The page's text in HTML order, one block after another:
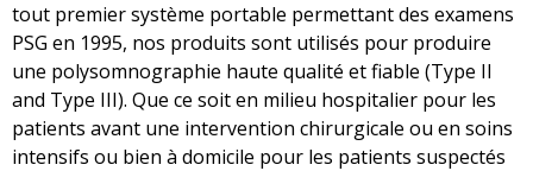
tout premier système portable permettant des examens
PSG en 1995, nos produits sont utilisés pour produire
une polysomnographie haute qualité et fiable (Type II
and Type III). Que ce soit en milieu hospitalier pour les
patients avant une intervention chirurgicale ou en soins
intensifs ou bien à domicile pour les patients suspectés